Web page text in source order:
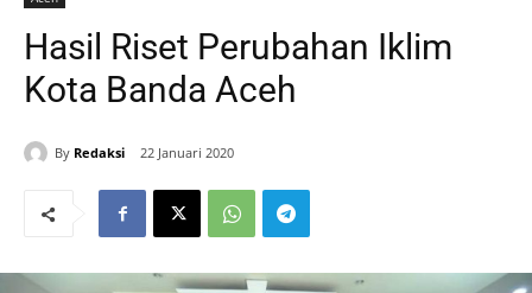
Hasil Riset Perubahan Iklim
Kota Banda Aceh
By Redaksi 22 Januari 2020